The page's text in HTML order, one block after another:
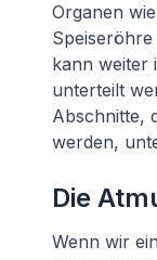
Organen
kann weiter
unterteilt
Abschnitte,
werden,
Die
Wenn wir